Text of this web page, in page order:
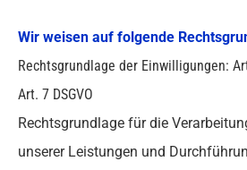
Wir weisen auf folgende
Rechtsgrundlage der Einwilligungen:
Art. 7 DSGVO
Rechtsgrundlage für die
unserer Leistungen und